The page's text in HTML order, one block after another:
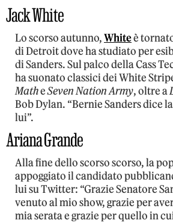
Jack White
Lo scorso autunno,Whiteè
di Detroit dove ha studiato per
di Sanders. Sul palco della Cass
ha suonato classici dei White
MatheSeven Nation Army, oltre a
Bob Dylan. “Bernie Sanders dice
lui”.
Ariana Grande
Alla fine dello scorso scorso, la
appoggiato il candidato
lui su Twitter: “Grazie Senatore
venuto al mio show, grazie per
mia serata e grazie per quello in